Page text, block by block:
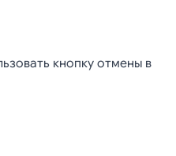
кнопку отмены в